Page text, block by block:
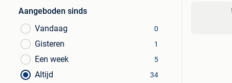
Aangeboden sinds
Vandaag
0
Gisteren 1
Een week 5
Altijd 34